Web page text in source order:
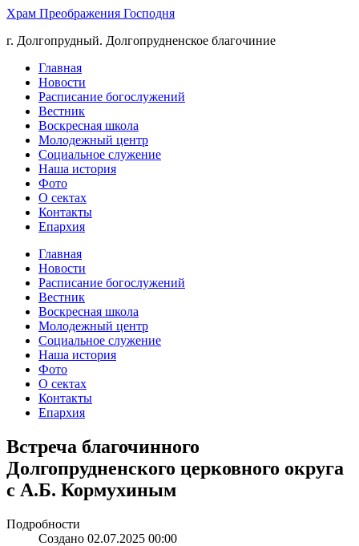
Храм Преображения Господня
г. Долгопрудный. Долгопрудненское благочиние
Главная
Новости
Расписание богослужений
Вестник
Воскресная школа
Молодежный центр
Социальное служение
Наша история
Фото
О сектах
Контакты
Епархия
Главная
Новости
Расписание богослужений
Вестник
Воскресная школа
Молодежный центр
Социальное служение
Наша история
Фото
О сектах
Контакты
Епархия
Встреча благочинного
Долгопрудненского церковного округа
с А.Б. Кормухиным
Подробности
Создано 02.07.2025 00:00